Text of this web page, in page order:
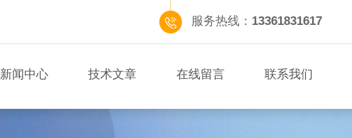
服务热线： 13361831617
新闻中心 技术文章 在线留言 联系我们